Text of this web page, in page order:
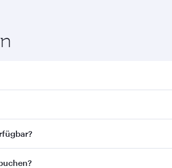
frequenzen finden Sie auf unserer Website.
Sie via Doha zu über 150 Reisezielen
Flugstrecke und der durchführenden